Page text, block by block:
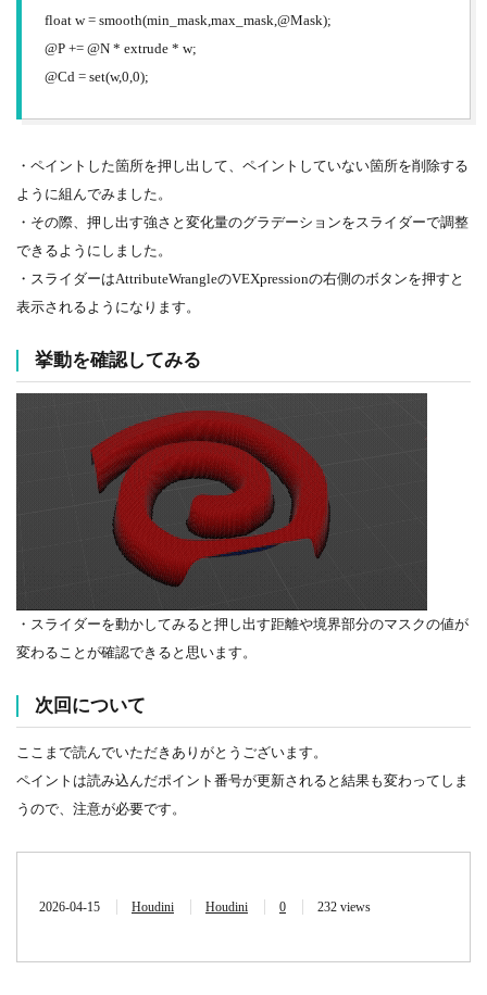
float w = smooth(min_mask,max_mask,@Mask);
@P += @N * extrude * w;
@Cd = set(w,0,0);
・ペイントした箇所を押し出して、ペイントしていない箇所を削除する
ように組んでみました。
・その際、押し出す強さと変化量のグラデーションをスライダーで調整
できるようにしました。
・スライダーはAttributeWrangleのVEXpressionの右側のボタンを押すと
表示されるようになります。
挙動を確認してみる
・スライダーを動かしてみると押し出す距離や境界部分のマスクの値が
変わることが確認できると思います。
次回について
ここまで読んでいただきありがとうございます。
ペイントは読み込んだポイント番号が更新されると結果も変わってしま
うので、注意が必要です。
2026-04-15 Houdini Houdini 0 232 views